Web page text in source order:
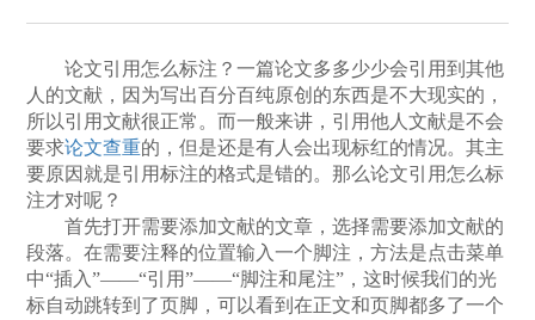
论文引用怎么标注？一篇论文多多少少会引用到其他
人的文献，因为写出百分百纯原创的东西是不大现实的，
所以引用文献很正常。而一般来讲，引用他人文献是不会
要求论文查重的，但是还是有人会出现标红的情况。其主
要原因就是引用标注的格式是错的。那么论文引用怎么标
注才对呢？
首先打开需要添加文献的文章，选择需要添加文献的
段落。在需要注释的位置输入一个脚注，方法是点击菜单
中“插入”——“引用”——“脚注和尾注”，这时候我们的光
标自动跳转到了页脚，可以看到在正文和页脚都多了一个